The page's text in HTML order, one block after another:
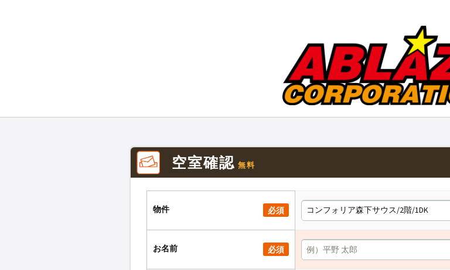
空室確認 無料
物件 必須
お名前 必須